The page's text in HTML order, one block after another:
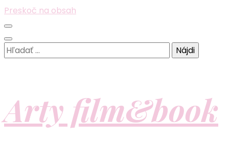
Preskoč na obsah
Hľadať:
Arty film&book